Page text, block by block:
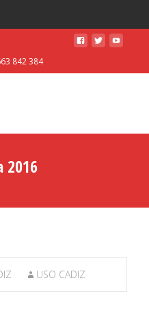
842 384
2016
USO CADIZ